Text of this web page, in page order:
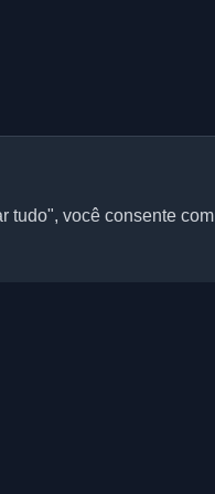
tudo", você consente com